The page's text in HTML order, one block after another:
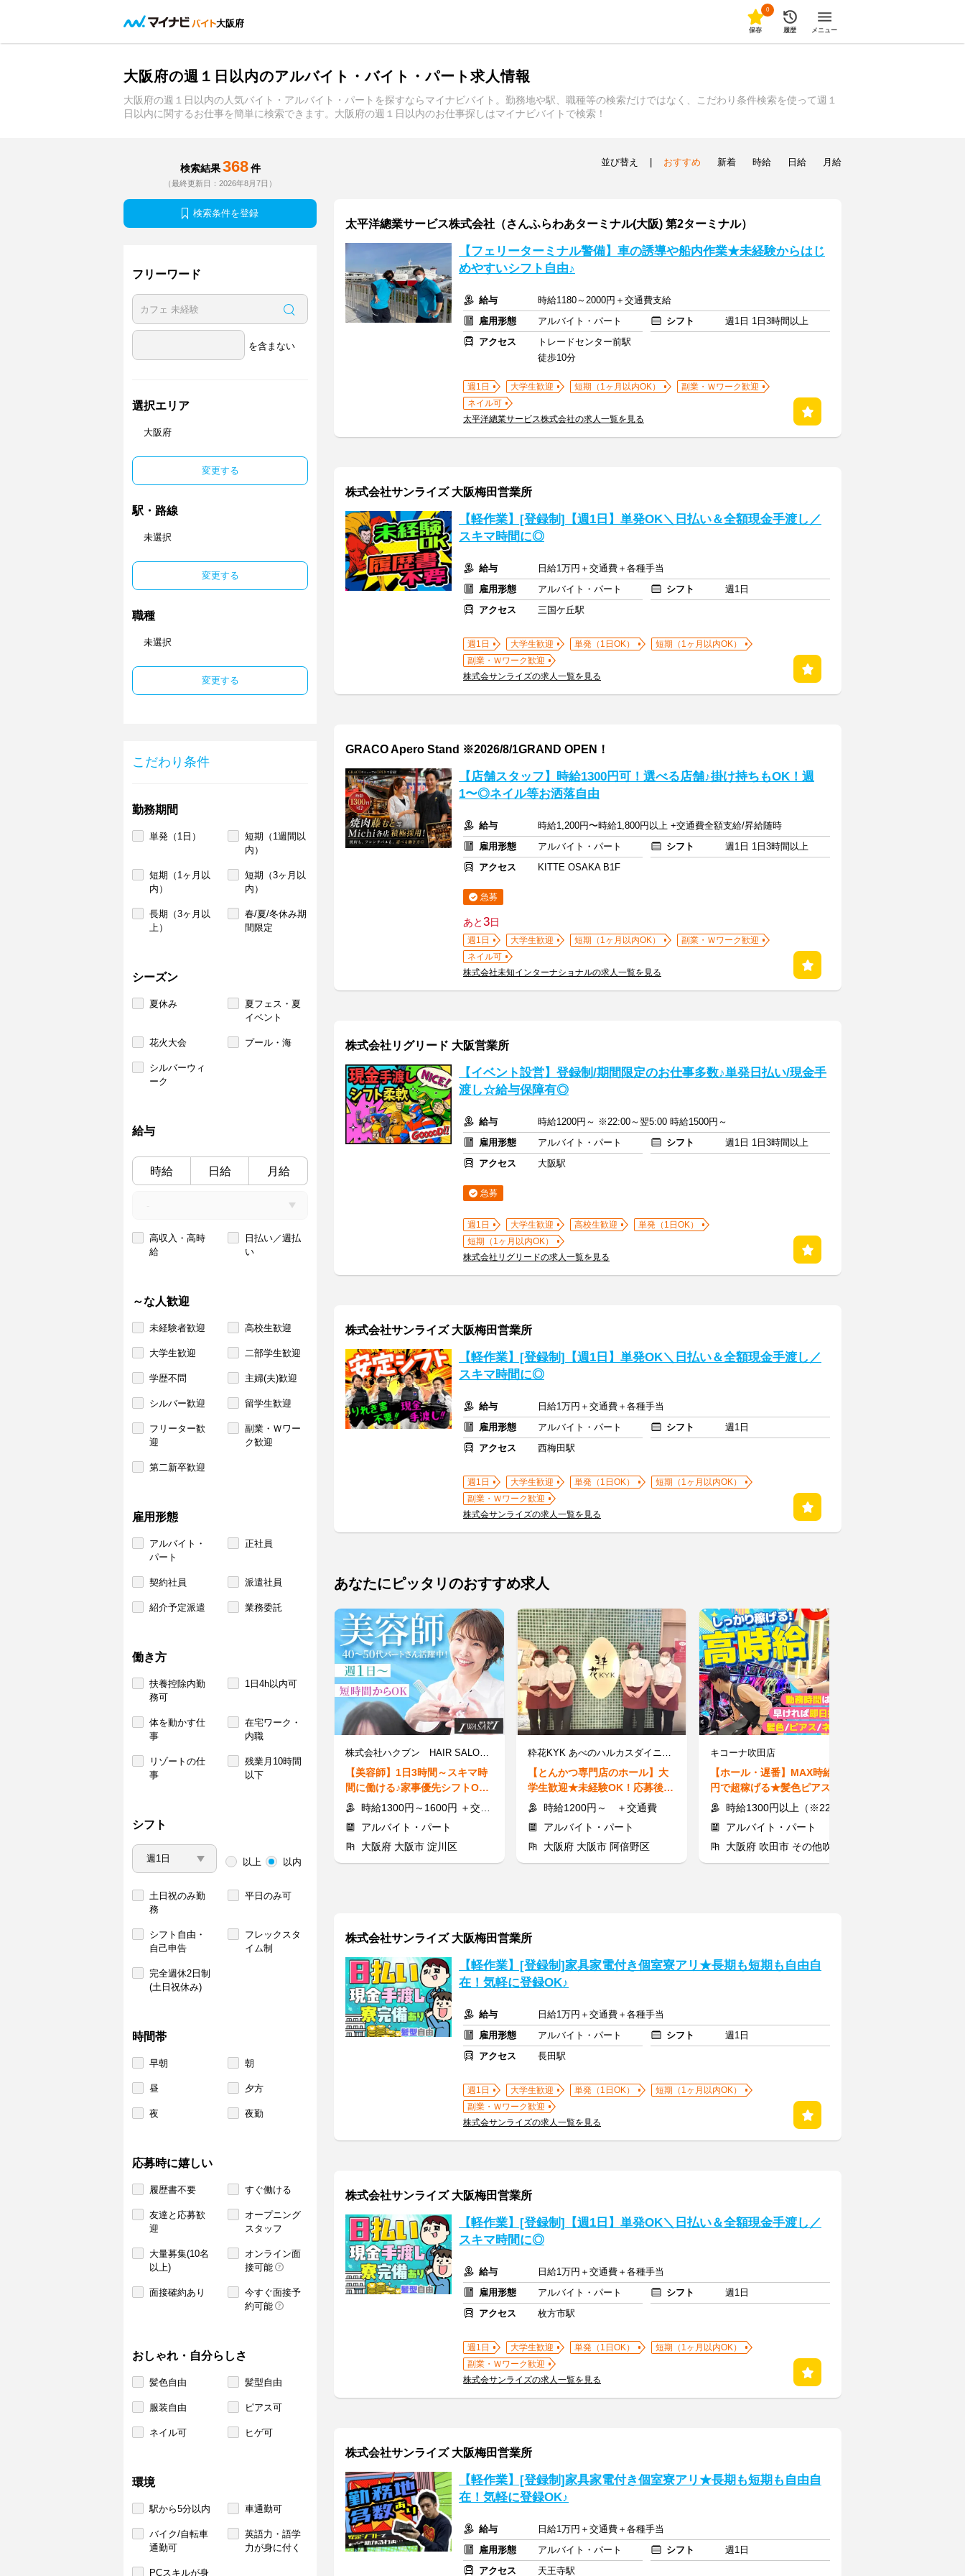
大阪府
0
保存 履歴 メニュー
大阪府の週１日以内のアルバイト・バイト・パート求人情報
大阪府の週１日以内の人気バイト・アルバイト・パートを探すならマイナビバイト。勤務地や駅、職種等の検索だけではなく、こだわり条件検索を使って週１
日以内に関するお仕事を簡単に検索できます。大阪府の週１日以内のお仕事探しはマイナビバイトで検索！
検索結果 368 件
（最終更新日：2026年8月7日）
検索条件を登録
フリーワード
を含まない
選択エリア
大阪府
変更する
駅・路線
未選択
変更する
職種
未選択
変更する
こだわり条件
勤務期間
単発（1日）
短期（1週間以
内）
短期（1ヶ月以
内）
短期（3ヶ月以
内）
長期（3ヶ月以
上）
春/夏/冬休み期
間限定
シーズン
夏休み
夏フェス・夏
イベント
花火大会 プール・海
シルバーウィ
ーク
給与
時給 日給 月給
高収入・高時
給
日払い／週払
い
～な人歓迎
未経験者歓迎 高校生歓迎
大学生歓迎 二部学生歓迎
学歴不問 主婦(夫)歓迎
シルバー歓迎 留学生歓迎
フリーター歓
迎
副業・Ｗワー
ク歓迎
第二新卒歓迎
雇用形態
アルバイト・
パート
正社員
契約社員 派遣社員
紹介予定派遣 業務委託
働き方
扶養控除内勤
務可
1日4h以内可
体を動かす仕
事
在宅ワーク・
内職
リゾートの仕
事
残業月10時間
以下
シフト
以上 以内
土日祝のみ勤
務
平日のみ可
シフト自由・
自己申告
フレックスタ
イム制
完全週休2日制
(土日祝休み)
時間帯
早朝 朝
昼 夕方
夜 夜勤
応募時に嬉しい
履歴書不要 すぐ働ける
友達と応募歓
迎
オープニング
スタッフ
大量募集(10名
以上)
オンライン面
接可能
面接確約あり
今すぐ面接予
約可能
おしゃれ・自分らしさ
髪色自由 髪型自由
服装自由 ピアス可
ネイル可 ヒゲ可
環境
駅から5分以内 車通勤可
バイク/自転車
通勤可
英語力・語学
力が身に付く
PCスキルが身
並び替え おすすめ 新着 時給 日給 月給
太平洋總業サービス株式会社（さんふらわあターミナル(大阪) 第2ターミナル）
【フェリーターミナル警備】車の誘導や船内作業★未経験からはじ
めやすいシフト自由♪
給与
時給1180～2000円＋交通費支給
雇用形態
アルバイト・パート シフト
週1日 1日3時間以上
アクセス
トレードセンター前駅
徒歩10分
週1日 大学生歓迎 短期（1ヶ月以内OK）
副業・Ｗワーク歓迎
ネイル可
太平洋總業サービス株式会社の求人一覧を見る
株式会社サンライズ 大阪梅田営業所
【軽作業】[登録制]【週1日】単発OK＼日払い＆全額現金手渡し／
スキマ時間に◎
給与
日給1万円＋交通費＋各種手当
雇用形態
アルバイト・パート シフト
週1日
アクセス
三国ケ丘駅
週1日 大学生歓迎 単発（1日OK）
短期（1ヶ月以内OK）
副業・Ｗワーク歓迎
株式会サンライズの求人一覧を見る
GRACO Apero Stand ※2026/8/1GRAND OPEN！
【店舗スタッフ】時給1300円可！選べる店舗♪掛け持ちもOK！週
1〜◎ネイル等お洒落自由
給与
時給1,200円〜時給1,800円以上 +交通費全額支給/昇給随時
雇用形態
アルバイト・パート シフト
週1日 1日3時間以上
アクセス
KITTE OSAKA B1F
急募
あと3日
週1日 大学生歓迎 短期（1ヶ月以内OK）
副業・Ｗワーク歓迎
ネイル可
株式会社未知インターナショナルの求人一覧を見る
株式会社リグリード 大阪営業所
【イベント設営】登録制/期間限定のお仕事多数♪単発日払い/現金手
渡し☆給与保障有◎
給与
時給1200円～ ※22:00～翌5:00 時給1500円～
雇用形態
アルバイト・パート シフト
週1日 1日3時間以上
アクセス
大阪駅
急募
週1日 大学生歓迎 高校生歓迎
単発（1日OK）
短期（1ヶ月以内OK）
株式会社リグリードの求人一覧を見る
株式会社サンライズ 大阪梅田営業所
【軽作業】[登録制]【週1日】単発OK＼日払い＆全額現金手渡し／
スキマ時間に◎
給与
日給1万円＋交通費＋各種手当
雇用形態
アルバイト・パート シフト
週1日
アクセス
西梅田駅
週1日 大学生歓迎 単発（1日OK）
短期（1ヶ月以内OK）
副業・Ｗワーク歓迎
株式会サンライズの求人一覧を見る
あなたにピッタリのおすすめ求人
株式会社ハクブン HAIR SALON IWASAKI 大阪十三店
【美容師】1日3時間～スキマ時
間に働ける♪家事優先シフトO
K！要：美容師免許
時給1300円～1600円 ＋交通費全額支給
アルバイト・パート
大阪府 大阪市 淀川区
粋花KYK あべのハルカスダイニング店【1】
【とんかつ専門店のホール】大
学生歓迎★未経験OK！応募後24
h以内にご連絡♪
時給1200円～ ＋交通費
アルバイト・パート
大阪府 大阪市 阿倍野区
キコーナ吹田店
【ホール・遅番】MAX時給1625
円で超稼げる★髪色ピアス自由
の高時給バイト◎定着率GOOD♪
時給1300円以上（※22時以降は時給1625円以上）+交通費
アルバイト・パート
大阪府 吹田市 その他吹田市
株式会社サンライズ 大阪梅田営業所
【軽作業】[登録制]家具家電付き個室寮アリ★長期も短期も自由自
在！気軽に登録OK♪
給与
日給1万円＋交通費＋各種手当
雇用形態
アルバイト・パート シフト
週1日
アクセス
長田駅
週1日 大学生歓迎 単発（1日OK）
短期（1ヶ月以内OK）
副業・Ｗワーク歓迎
株式会サンライズの求人一覧を見る
株式会社サンライズ 大阪梅田営業所
【軽作業】[登録制]【週1日】単発OK＼日払い＆全額現金手渡し／
スキマ時間に◎
給与
日給1万円＋交通費＋各種手当
雇用形態
アルバイト・パート シフト
週1日
アクセス
枚方市駅
週1日 大学生歓迎 単発（1日OK）
短期（1ヶ月以内OK）
副業・Ｗワーク歓迎
株式会サンライズの求人一覧を見る
株式会社サンライズ 大阪梅田営業所
【軽作業】[登録制]家具家電付き個室寮アリ★長期も短期も自由自
在！気軽に登録OK♪
給与
日給1万円＋交通費＋各種手当
雇用形態
アルバイト・パート シフト
週1日
アクセス
天王寺駅